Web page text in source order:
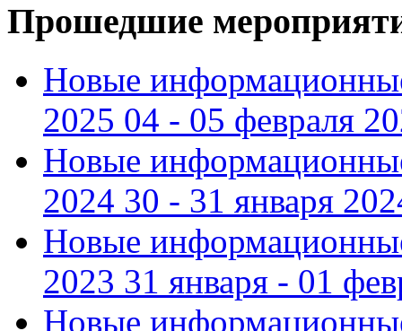
Прошедшие
Новые
2025 04 - 05 февраля
Новые
2024 30 - 31 января
Новые
2023 31 января - 01
Новые